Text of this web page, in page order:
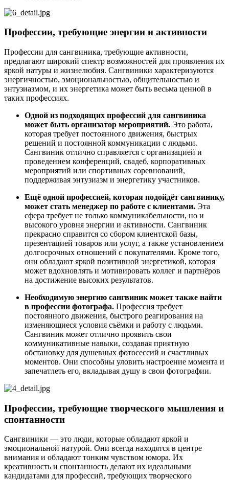
Профессии, требующие энергии и активности
Профессии для сангвиника, требующие активности,
предлагают широкий спектр возможностей для проявления их
яркой натуры и жизнелюбия. Сангвиники характеризуются
энергичностью, эмоциональностью, общительностью и
энтузиазмом, и их энергетика может быть весьма ценной в
таких профессиях.
Одной из подходящих профессий для сангвиника
может быть организатор мероприятий. Это работа,
которая требует постоянного движения, быстрых
решений и постоянной коммуникации с людьми.
Сангвиник отлично справляется с организацией и
проведением конференций, свадеб, корпоративных
мероприятий или спортивных соревнований,
поддерживая энтузиазм и энергетику участников.
Ещё одной профессией, которая подойдёт сангвинику,
может стать менеджер по работе с клиентами. Эта
сфера требует не только коммуникабельности, но и
высокого уровня энергии и активности. Сангвиник
прекрасно справится со сбором клиентской базы,
презентацией товаров или услуг, а также установлением
долгосрочных отношений с покупателями. Кроме того,
они обладают яркой позитивной энергетикой, которая
может вдохновлять и мотивировать коллег и партнёров
на достижение высоких результатов.
Необходимую энергию сангвиник может также найти
в профессии фотографа. Профессия требует
постоянного движения, быстрого реагирования на
изменяющиеся условия съёмки и работу с людьми.
Сангвиник может отлично проявить свои
коммуникативные навыки, создавая приятную
обстановку для душевных фотосессий и счастливых
моментов. Они способны уловить настроение момента и
запечатлеть его, вкладывая душу в свои фотографии.
Профессии, требующие творческого мышления и
спонтанности
Сангвиники — это люди, которые обладают яркой и
эмоциональной натурой. Они всегда находятся в центре
внимания и обладают тонким чувством юмора. Их
креативность и спонтанность делают их идеальными
кандидатами для профессий, требующих творческого